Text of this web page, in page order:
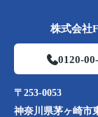
株式会社
0120-
〒253-0053
神奈川県茅ヶ崎市